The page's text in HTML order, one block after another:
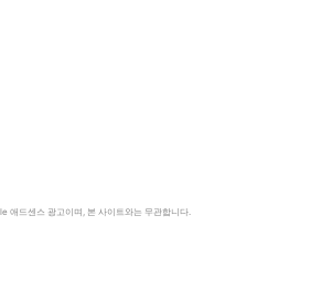
애드센스 광고이며, 본 사이트와는 무관합니다.